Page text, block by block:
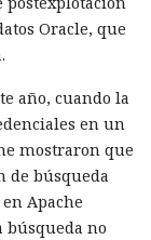
umbral de
directamente
de la
el
transpilador
en un
Oracle, que
año, cuando la
en un
mostraron que
de búsqueda
Apache
búsqueda no